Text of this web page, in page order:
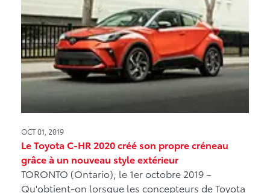
OCT 01, 2019
Le Toyota C-HR 2020 créé son propre créneau
grâce à un nouveau style extérieur
TORONTO (Ontario), le 1er octobre 2019 –
Qu'obtient-on lorsque les concepteurs de Toyota